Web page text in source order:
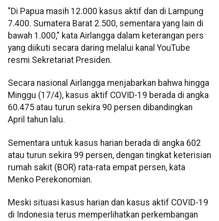
"Di Papua masih 12.000 kasus aktif dan di Lampung
7.400. Sumatera Barat 2.500, sementara yang lain di
bawah 1.000," kata Airlangga dalam keterangan pers
yang diikuti secara daring melalui kanal YouTube
resmi Sekretariat Presiden.
Secara nasional Airlangga menjabarkan bahwa hingga
Minggu (17/4), kasus aktif COVID-19 berada di angka
60.475 atau turun sekira 90 persen dibandingkan
April tahun lalu.
Sementara untuk kasus harian berada di angka 602
atau turun sekira 99 persen, dengan tingkat keterisian
rumah sakit (BOR) rata-rata empat persen, kata
Menko Perekonomian.
Meski situasi kasus harian dan kasus aktif COVID-19
di Indonesia terus memperlihatkan perkembangan